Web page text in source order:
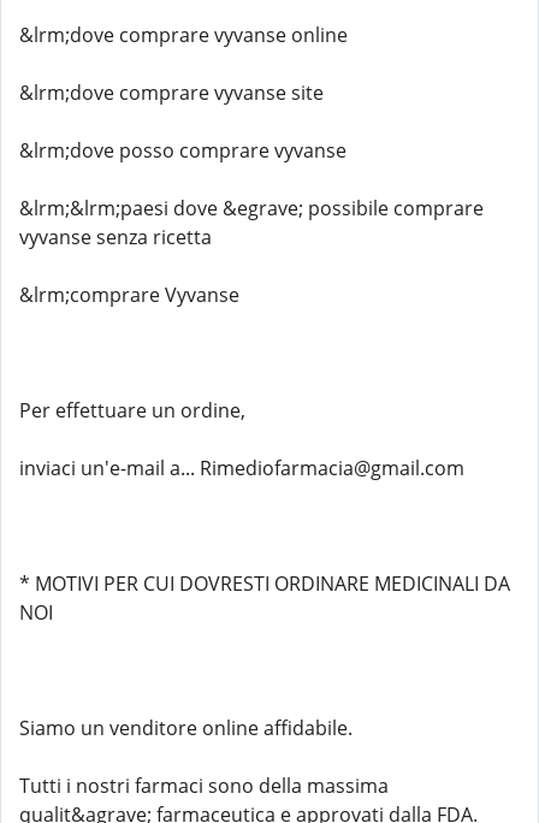
&lrm;dove comprare vyvanse online
&lrm;dove comprare vyvanse site
&lrm;dove posso comprare vyvanse
&lrm;&lrm;paesi dove &egrave; possibile comprare
vyvanse senza ricetta
&lrm;comprare Vyvanse
Per effettuare un ordine,
inviaci un'e-mail a... Rimediofarmacia@gmail.com
* MOTIVI PER CUI DOVRESTI ORDINARE MEDICINALI DA
NOI
Siamo un venditore online affidabile.
Tutti i nostri farmaci sono della massima
qualit&agrave; farmaceutica e approvati dalla FDA.